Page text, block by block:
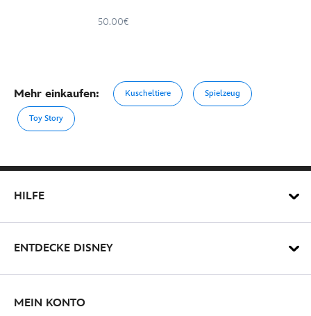
50.00€
Mehr einkaufen: Kuscheltiere Spielzeug
Toy Story
HILFE
ENTDECKE DISNEY
MEIN KONTO